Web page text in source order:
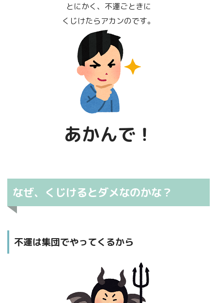
とにかく、不運ごときに
くじけたらアカンのです。
あかんで！
なぜ、くじけるとダメなのかな？
不運は集団でやってくるから